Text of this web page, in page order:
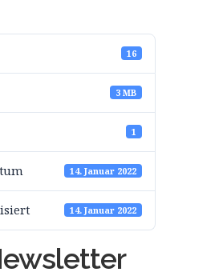
16
3 MB
1
14. Januar 2022
14. Januar 2022